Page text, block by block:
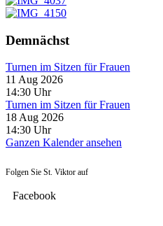
Demnächst
Turnen im Sitzen für Frauen
11 Aug 2026
14:30 Uhr
Turnen im Sitzen für Frauen
18 Aug 2026
14:30 Uhr
Ganzen Kalender ansehen
Folgen Sie St. Viktor auf
Facebook